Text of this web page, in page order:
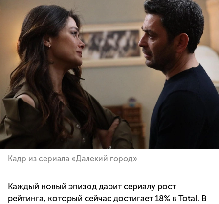
Кадр из сериала «Далекий город»
Каждый новый эпизод дарит сериалу рост
рейтинга, который сейчас достигает 18% в Total. В